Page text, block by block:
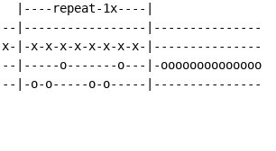
repeat-1x----|
|-----------------
x-|-x-x-x-x-x-x-x-x-
o-------o---|-
|-o-o-----o-o-----